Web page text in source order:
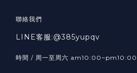
聯絡我們
LINE客服:@385yupqv
時間 / 周一至周六 am10:00~pm10:00